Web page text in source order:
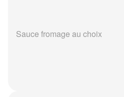
Sauce fromage au choix